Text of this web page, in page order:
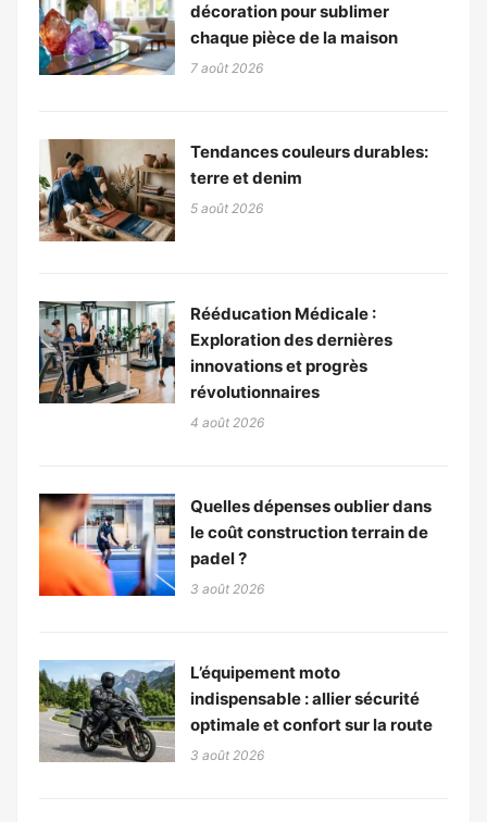
décoration pour sublimer
chaque pièce de la maison
7 août 2026
Tendances couleurs durables:
terre et denim
5 août 2026
Rééducation Médicale :
Exploration des dernières
innovations et progrès
révolutionnaires
4 août 2026
Quelles dépenses oublier dans
le coût construction terrain de
padel ?
3 août 2026
L’équipement moto
indispensable : allier sécurité
optimale et confort sur la route
3 août 2026